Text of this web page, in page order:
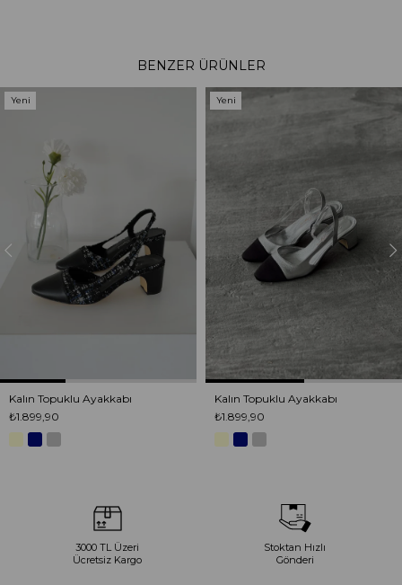
BENZER ÜRÜNLER
Kalın Topuklu Ayakkabı
₺1.899,90
Yeni
Kalın Topuklu Ayakkabı
₺1.899,90
Yeni
3000 TL Üzeri
Ücretsiz Kargo
Stoktan Hızlı
Gönderi